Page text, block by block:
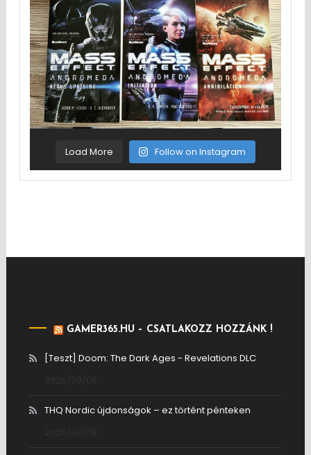
Load More Follow on Instagram
GAMER365.HU – CSATLAKOZZ HOZZÁNK !
[Teszt] Doom: The Dark Ages - Revelations DLC
THQ Nordic újdonságok – ez történt pénteken